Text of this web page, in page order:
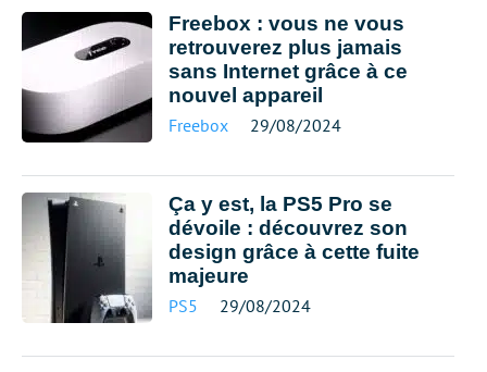
Freebox : vous ne vous
retrouverez plus jamais
sans Internet grâce à ce
nouvel appareil
Freebox 29/08/2024
Ça y est, la PS5 Pro se
dévoile : découvrez son
design grâce à cette fuite
majeure
PS5 29/08/2024